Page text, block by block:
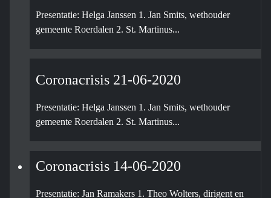
Presentatie: Helga Janssen 1. Jan Smits, wethouder
gemeente Roerdalen 2. St. Martinus...
Coronacrisis 21-06-2020
Presentatie: Helga Janssen 1. Jan Smits, wethouder
gemeente Roerdalen 2. St. Martinus...
Coronacrisis 14-06-2020
Presentatie: Jan Ramakers 1. Theo Wolters, dirigent en